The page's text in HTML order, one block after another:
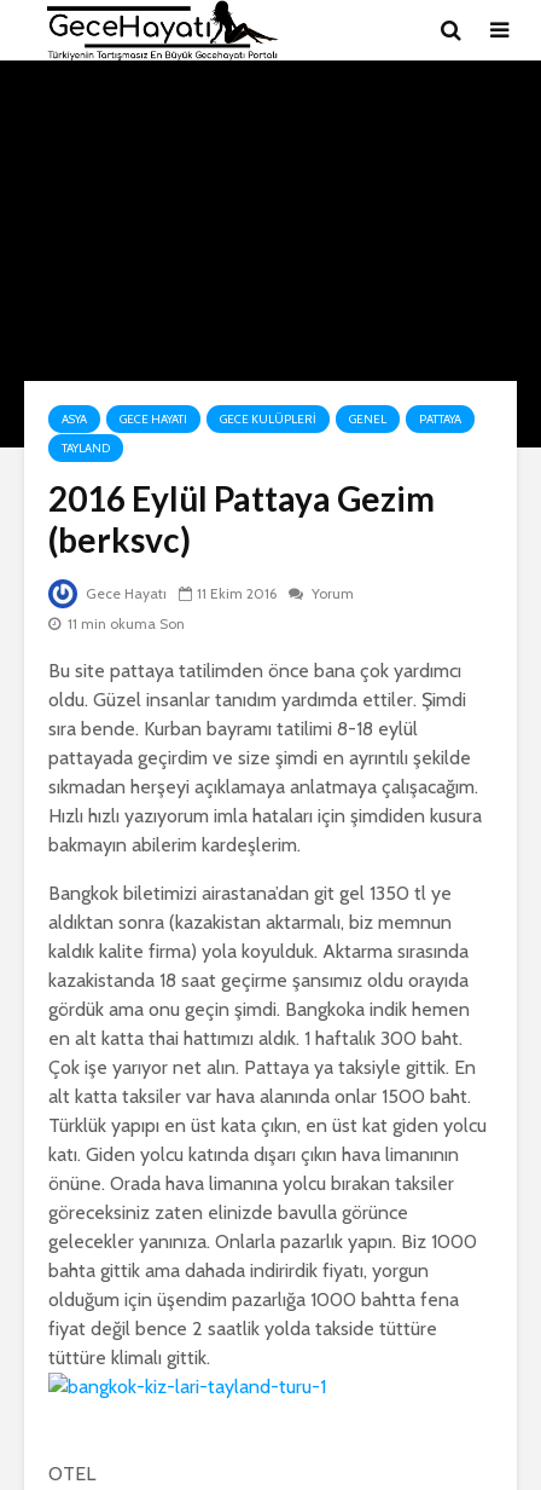
ASYA GECE HAYATI GECE KULÜPLERI GENEL
PATTAYA
TAYLAND
2016 Eylül Pattaya Gezim
(berksvc)
Gece Hayatı 11 Ekim 2016
Yorum
11 min okuma Son
Bu site pattaya tatilimden önce bana çok yardımcı
oldu. Güzel insanlar tanıdım yardımda ettiler. Şimdi
sıra bende. Kurban bayramı tatilimi 8-18 eylül
pattayada geçirdim ve size şimdi en ayrıntılı şekilde
sıkmadan herşeyi açıklamaya anlatmaya çalışacağım.
Hızlı hızlı yazıyorum imla hataları için şimdiden kusura
bakmayın abilerim kardeşlerim.
Bangkok biletimizi airastana’dan git gel 1350 tl ye
aldıktan sonra (kazakistan aktarmalı, biz memnun
kaldık kalite firma) yola koyulduk. Aktarma sırasında
kazakistanda 18 saat geçirme şansımız oldu orayıda
gördük ama onu geçin şimdi. Bangkoka indik hemen
en alt katta thai hattımızı aldık. 1 haftalık 300 baht.
Çok işe yarıyor net alın. Pattaya ya taksiyle gittik. En
alt katta taksiler var hava alanında onlar 1500 baht.
Türklük yapıpı en üst kata çıkın, en üst kat giden yolcu
katı. Giden yolcu katında dışarı çıkın hava limanının
önüne. Orada hava limanına yolcu bırakan taksiler
göreceksiniz zaten elinizde bavulla görünce
gelecekler yanınıza. Onlarla pazarlık yapın. Biz 1000
bahta gittik ama dahada indirirdik fiyatı, yorgun
olduğum için üşendim pazarlığa 1000 bahtta fena
fiyat değil bence 2 saatlik yolda takside tüttüre
tüttüre klimalı gittik.
OTEL